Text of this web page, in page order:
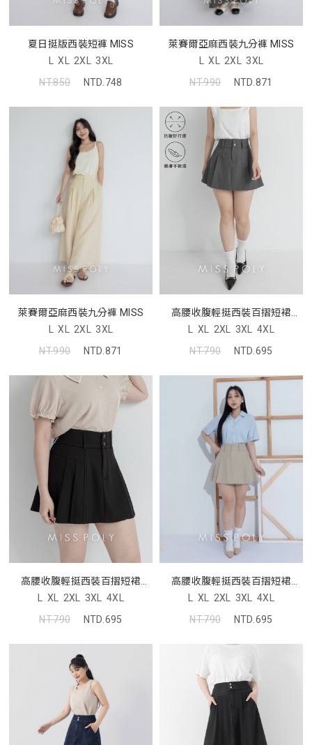
夏日挺版西裝短褲 MISS
L XL 2XL 3XL
NT.850
NTD.748
萊賽爾亞麻西裝九分褲 MISS
L XL 2XL 3XL
NT.990
NTD.871
萊賽爾亞麻西裝九分褲 MISS
L XL 2XL 3XL
NT.990
NTD.871
高腰收腹輕挺西裝百摺短裙
MISS
L XL 2XL 3XL 4XL
NT.790
NTD.695
高腰收腹輕挺西裝百摺短裙
MISS
L XL 2XL 3XL 4XL
NT.790
NTD.695
高腰收腹輕挺西裝百摺短裙
MISS
L XL 2XL 3XL 4XL
NT.790
NTD.695